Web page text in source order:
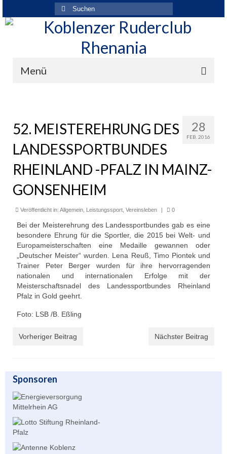
Suchen
nach:
Menü
Vereinskleidung
Unser Angebot
Leistungssport
Masters Rudern
Volleyball
Unser Bootshaus
Bootshaus Galerie
28
FEB. 2016
52. MEISTEREHRUNG DES
LANDESSPORTBUNDES
RHEINLAND -PFALZ IN MAINZ-
GONSENHEIM
Veröffentlicht in: Allgemein Leistungssport Vereinsleben | 0
Bei der Meisterehrung des Landessportbundes gab es eine
besondere Ehrung für die Sportler, die 2015 bei Welt- und
Europameisterschaften eine Medaille gewannen oder
„Deutscher Meister“ wurden. Lena Reuß, Timo Piontek und
Trainer Peter Berger wurden für ihre hervorragenden
nationalen und internationalen Erfolge mit der
Meisterschaftsnadel des Landessportbundes Rheinland
Pfalz in Gold geehrt.
Foto: LSB /B. Eßling
Vorheriger Beitrag Nächster Beitrag
Sponsoren